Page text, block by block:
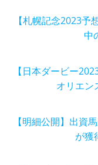
【札幌記念2023
中
【日本ダービー
オリエン
【明細公開】出資
が獲